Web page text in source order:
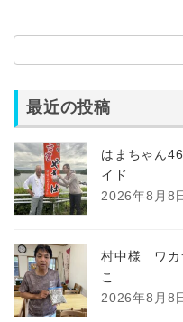
最近の投稿
はまちゃん
イド
2026年8月8
村中様 ワカ
こ
2026年8月8